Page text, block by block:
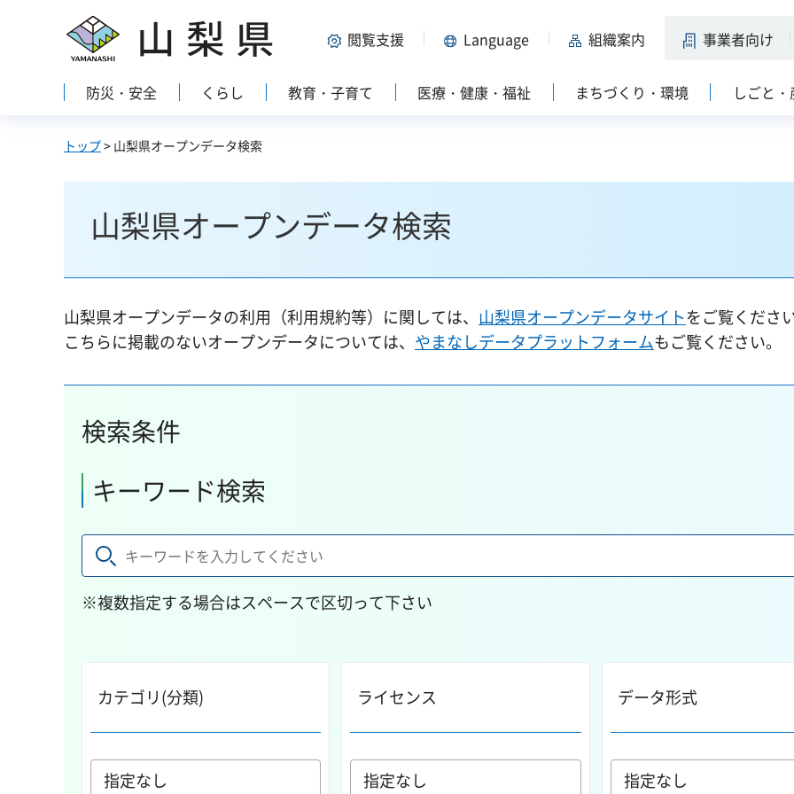
山梨県 閲覧支援 Language 組織案内 事業者向け
防災・安全 くらし 教育・子育て 医療・健康・福祉 まちづくり・環境 しごと
トップ> 山梨県オープンデータ検索
山梨県オープンデータ検索
山梨県オープンデータの利用（利用規約等）に関しては、 山梨県オープンデータサイトをご覧くださ
こちらに掲載のないオープンデータについては、 やまなしデータプラットフォームもご覧ください。
検索条件
キーワード検索
※複数指定する場合はスペースで区切って下さい
カテゴリ(分類) ライセンス データ形式